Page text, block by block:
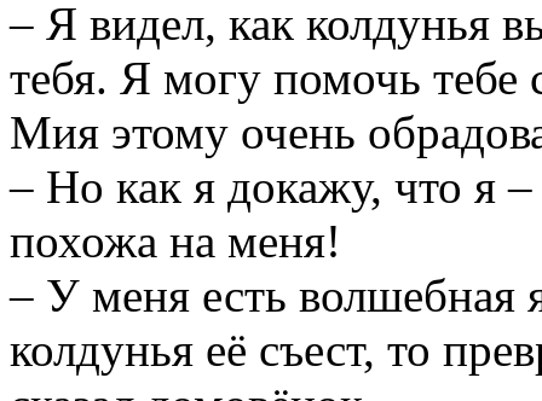
– Я видел, как колдунья
тебя. Я могу помочь тебе
Мия этому очень
– Но как я докажу, что я –
похожа на меня!
– У меня есть волшебная
колдунья её съест, то